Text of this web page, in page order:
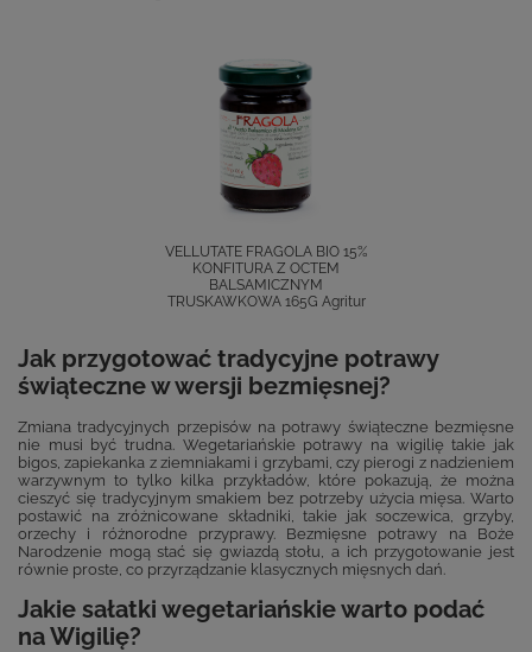
VELLUTATE FRAGOLA BIO 15%
KONFITURA Z OCTEM
BALSAMICZNYM
TRUSKAWKOWA 165G Agritur
Jak przygotować tradycyjne potrawy
świąteczne w wersji bezmięsnej?
Zmiana tradycyjnych przepisów na potrawy świąteczne bezmięsne
nie musi być trudna. Wegetariańskie potrawy na wigilię takie jak
bigos, zapiekanka z ziemniakami i grzybami, czy pierogi z nadzieniem
warzywnym to tylko kilka przykładów, które pokazują, że można
cieszyć się tradycyjnym smakiem bez potrzeby użycia mięsa. Warto
postawić na zróżnicowane składniki, takie jak soczewica, grzyby,
orzechy i różnorodne przyprawy. Bezmięsne potrawy na Boże
Narodzenie mogą stać się gwiazdą stołu, a ich przygotowanie jest
równie proste, co przyrządzanie klasycznych mięsnych dań.
Jakie sałatki wegetariańskie warto podać
na Wigilię?